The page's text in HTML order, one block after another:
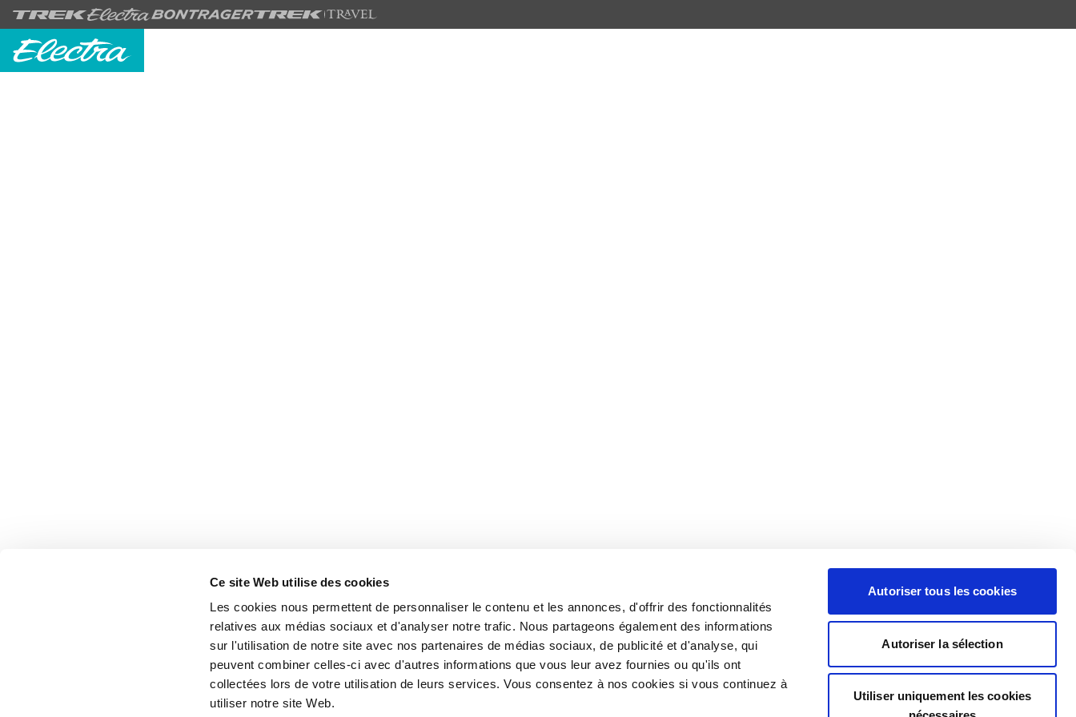
Ce site Web utilise des cookies
Les cookies nous permettent de personnaliser le contenu et les annonces, d'offrir des fonctionnalités
relatives aux médias sociaux et d'analyser notre trafic. Nous partageons également des informations
sur l'utilisation de notre site avec nos partenaires de médias sociaux, de publicité et d'analyse, qui
peuvent combiner celles-ci avec d'autres informations que vous leur avez fournies ou qu'ils ont
collectées lors de votre utilisation de leurs services. Vous consentez à nos cookies si vous continuez à
utiliser notre site Web.
Autoriser tous les cookies
Autoriser la sélection
Utiliser uniquement les cookies